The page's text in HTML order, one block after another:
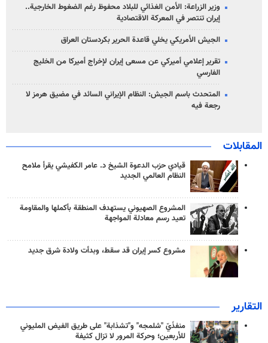
وزير الزراعة: الأمن الغذائي للبلاد محفوظ رغم الضغوط الخارجية..
إيران تنتصر في المعركة الاقتصادية
الجيش الأمريكي يخلي قاعدة الحرير بكردستان العراق
تقرير إعلامي أميركي عن مسعى إيران لإخراج أميركا من الخليج
الفارسي
المتحدث باسم الجيش: النظام الإيراني السائد في مضيق هرمز لا
رجعة فيه
المقابلات
قيادي حزب الدعوة الشيخ د. عامر الكفيشي يقرأ ملامح
النظام العالمي الجديد
المشروع الصهيوني يستهدف المنطقة بأكملها والمقاومة
تعيد رسم معادلة المواجهة
مشروع كسر إيران قد سقط، وبدأت ولادة شرق جديد
التقارير
منفذَيّ "شلمجه" و"تشذابة" على طريق الفيض المليوني
للأربعين؛ وحركة المرور لا تزال كثيفة